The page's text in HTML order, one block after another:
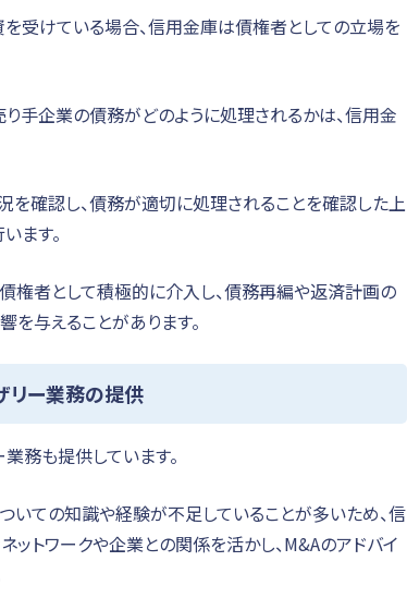
受けている場合、信用金庫は債権者としての立場を
手企業の債務がどのように処理されるかは、信用金
を確認し、債務が適切に処理されることを確認した上
ます。
権者として積極的に介入し、債務再編や返済計画の
与えることがあります。
リー業務の提供
務も提供しています。
いての知識や経験が不足していることが多いため、信
トワークや企業との関係を活かし、M&Aのアドバイ